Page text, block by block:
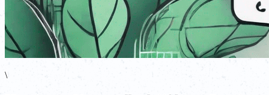
\